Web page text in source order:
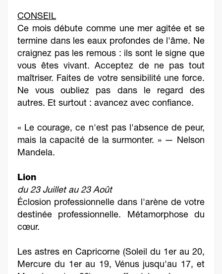
CONSEIL
Ce mois débute comme une mer agitée et se
termine dans les eaux profondes de l'âme. Ne
craignez pas les remous : ils sont le signe que
vous êtes vivant. Acceptez de ne pas tout
maîtriser. Faites de votre sensibilité une force.
Ne vous oubliez pas dans le regard des
autres. Et surtout : avancez avec confiance.
« Le courage, ce n'est pas l'absence de peur,
mais la capacité de la surmonter. » — Nelson
Mandela.
Lion
du 23 Juillet au 23 Août
Éclosion professionnelle dans l'arène de votre
destinée professionnelle. Métamorphose du
cœur.
Les astres en Capricorne (Soleil du 1er au 20,
Mercure du 1er au 19, Vénus jusqu'au 17, et